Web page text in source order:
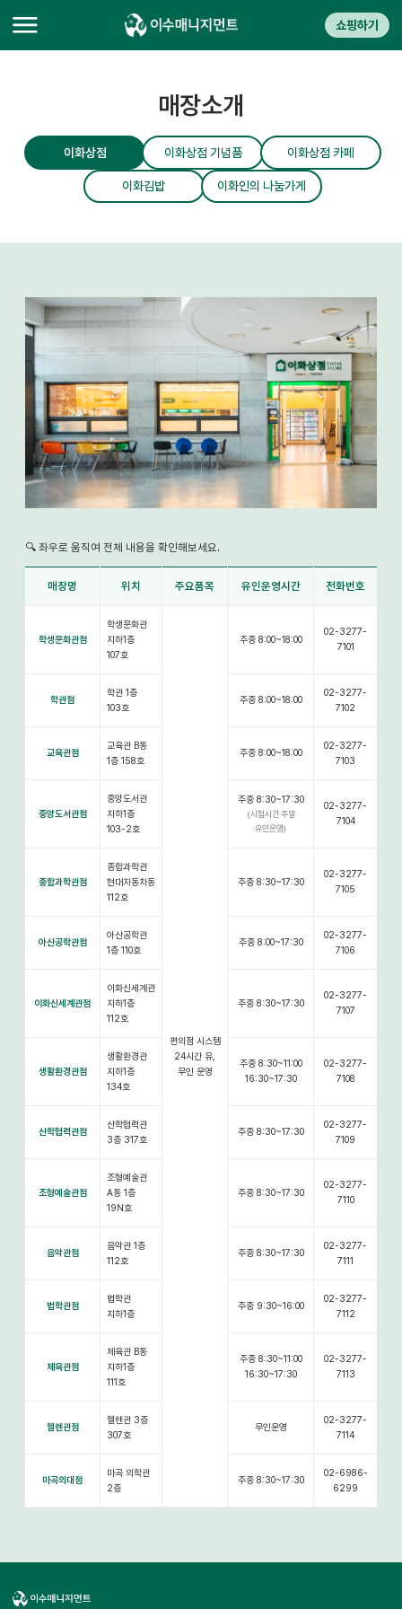
쇼핑하기
매장소개
이화상점 이화상점 기념품 이화상점 카페
이화김밥 이화인의 나눔가게
🔍 좌우로 움직여 전체 내용을 확인해보세요.
매장명 위치 주요품목 유인운영시간 전화번호
학생문화관점
학생문화관
지하1층
107호
편의점 시스템
24시간 유,
무인 운영
주중 8:00~18:00
02-3277-
7101
학관점
학관 1층
103호
주중 8:00~18:00
02-3277-
7102
교육관점
교육관 B동
1층 158호
주중 8:00~18:00
02-3277-
7103
중앙도서관점
중앙도서관
지하1층
103-2호
주중 8:30~17:30
(시험시간 주말
유인운영)
02-3277-
7104
종합과학관점
종합과학관
현대자동차동
112호
주중 8:30~17:30
02-3277-
7105
아산공학관점
아산공학관
1층 110호
주중 8:00~17:30
02-3277-
7106
이화신세계관점
이화신세계관
지하1층
112호
주중 8:30~17:30
02-3277-
7107
생활환경관점
생활환경관
지하1층
134호
주중 8:30~11:00
16:30~17:30
02-3277-
7108
산학협력관점
산학협력관
3층 317호
주중 8:30~17:30
02-3277-
7109
조형예술관점
조형예술관
A동 1층
19N호
주중 8:30~17:30
02-3277-
7110
음악관점
음악관 1층
112호
주중 8:30~17:30
02-3277-
7111
법학관점
법학관
지하1층
주중 9:30~16:00
02-3277-
7112
체육관점
체육관 B동
지하1층
111호
주중 8:30~11:00
16:30~17:30
02-3277-
7113
헬렌관점
헬렌관 3층
307호
무인운영
02-3277-
7114
마곡의대점
마곡 의학관
2층
주중 8:30~17:30
02-6986-
6299